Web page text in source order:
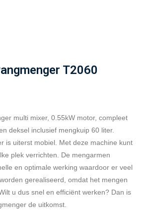
T2060
multi mixer, 0.55kW motor, compleet
deksel inclusief mengkuip 60 liter.
is uiterst mobiel. Met deze machine kunt
plek verrichten. De mengarmen
en optimale werking waardoor er veel
gerealiseerd, omdat het mengen
u dus snel en efficiënt werken? Dan is
de uitkomst.